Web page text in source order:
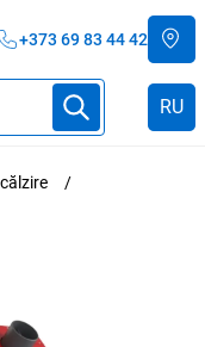
+373 69 83 44 42
RU